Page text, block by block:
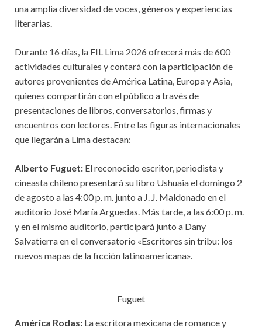
una amplia diversidad de voces, géneros y experiencias
literarias.
Durante 16 días, la FIL Lima 2026 ofrecerá más de 600
actividades culturales y contará con la participación de
autores provenientes de América Latina, Europa y Asia,
quienes compartirán con el público a través de
presentaciones de libros, conversatorios, firmas y
encuentros con lectores. Entre las figuras internacionales
que llegarán a Lima destacan:
Alberto Fuguet: El reconocido escritor, periodista y
cineasta chileno presentará su libro Ushuaia el domingo 2
de agosto a las 4:00 p. m. junto a J. J. Maldonado en el
auditorio José María Arguedas. Más tarde, a las 6:00 p. m.
y en el mismo auditorio, participará junto a Dany
Salvatierra en el conversatorio «Escritores sin tribu: los
nuevos mapas de la ficción latinoamericana».
Fuguet
América Rodas: La escritora mexicana de romance y